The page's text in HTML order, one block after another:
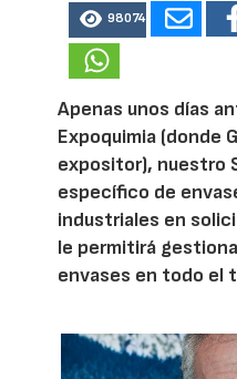
98074
Apenas unos días
Expoquimia (donde
expositor), nuestro
específico de
industriales en
le permitirá
envases en todo el